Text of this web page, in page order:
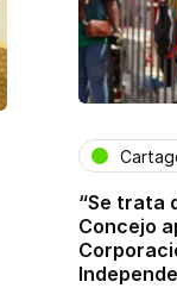
“Se trata
Concejo